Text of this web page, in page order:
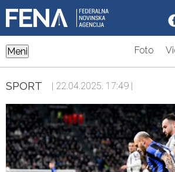
Meni Foto
SPORT | 22.04.2025. 17:49 |